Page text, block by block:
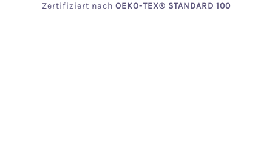
Zertifiziert nach OEKO-TEX® STANDARD 100